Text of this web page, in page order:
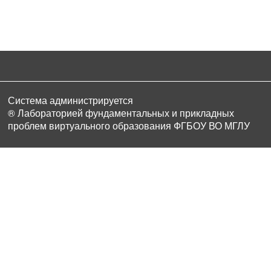
Система администрируется
® Лабораторией фундаментальных и прикладных
проблем виртуального образования ФГБОУ ВО МГЛУ